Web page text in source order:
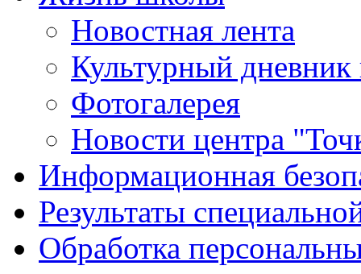
Новостная лента
Культурный
Фотогалерея
Новости центра
Информационная
Результаты
Обработка